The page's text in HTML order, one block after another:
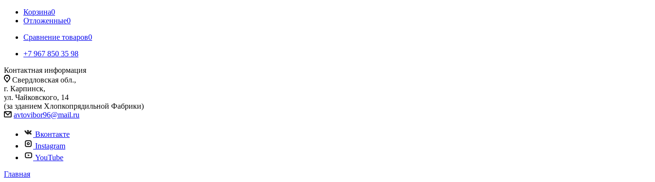
Корзина0
Отложенные0
Сравнение товаров0
+7 967 850 35 98
Контактная информация
Свердловская обл.,
г. Карпинск,
ул. Чайковского, 14
(за зданием Хлопкопрядильной Фабрики)
avtovibor96@mail.ru
Вконтакте
Instagram
YouTube
Главная